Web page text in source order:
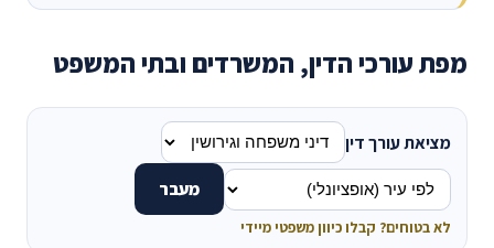
מפת עורכי הדין, המשרדים ובתי המשפט
מציאת עורך דין
מעבר
לא בטוחים? קבלו כיוון משפטי מיידי